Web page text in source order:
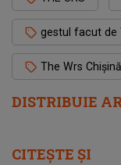
DISTRIBUIE
gestul facut de
The Wrs
CITEȘTE ȘI